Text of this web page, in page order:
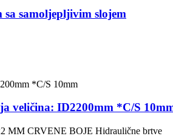
sa samoljepljivim slojem
veličina: ID2200mm *C/S